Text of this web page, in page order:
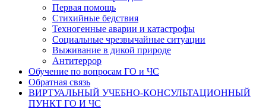
Первая помощь
Стихийные бедствия
Техногенные аварии и катастрофы
Социальные чрезвычайные ситуации
Выживание в дикой природе
Антитеррор
Обучение по вопросам ГО и ЧС
Обратная связь
ВИРТУАЛЬНЫЙ УЧЕБНО-КОНСУЛЬТАЦИОННЫЙ
ПУНКТ ГО И ЧС